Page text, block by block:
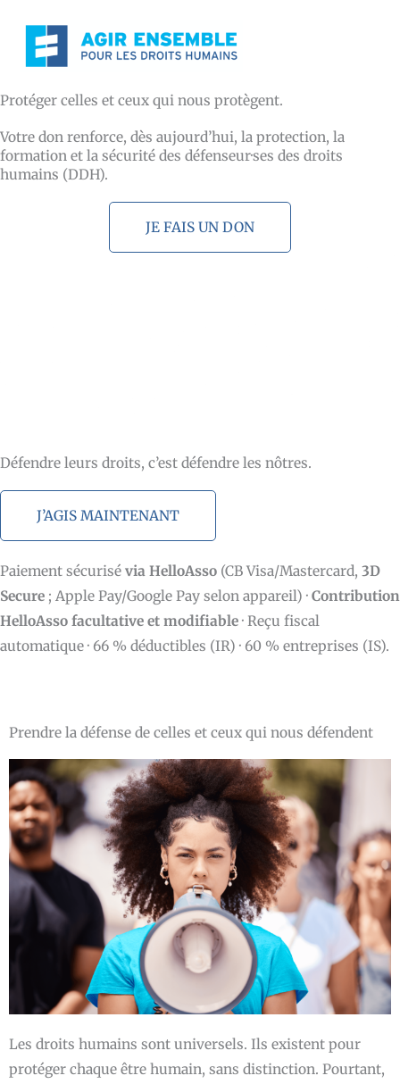
contenu
Protéger celles et ceux qui nous protègent.
Votre don renforce, dès aujourd’hui, la protection, la
formation et la sécurité des défenseur·ses des droits
humains (DDH).
JE FAIS UN DON
Défendre leurs droits, c’est défendre les nôtres.
J’AGIS MAINTENANT
Paiement sécurisé via HelloAsso (CB Visa/Mastercard, 3D
Secure ; Apple Pay/Google Pay selon appareil) · Contribution
HelloAsso facultative et modifiable · Reçu fiscal
automatique · 66 % déductibles (IR) · 60 % entreprises (IS).
Prendre la défense de celles et ceux qui nous défendent
Les droits humains sont universels. Ils existent pour
protéger chaque être humain, sans distinction. Pourtant,